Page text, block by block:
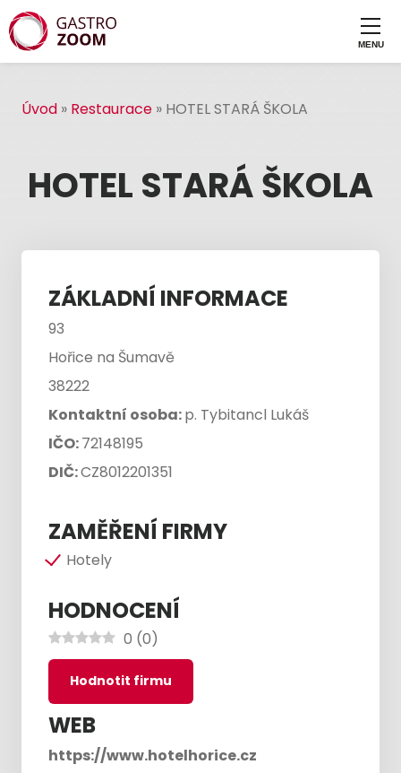
Úvod » Restaurace » HOTEL STARÁ ŠKOLA
HOTEL STARÁ ŠKOLA
ZÁKLADNÍ INFORMACE
93
Hořice na Šumavě
38222
Kontaktní osoba:p. Tybitancl Lukáš
IČO:72148195
DIČ:CZ8012201351
ZAMĚŘENÍ FIRMY
Hotely
HODNOCENÍ
0 (0)
Hodnotit firmu
WEB
https://www.hotelhorice.cz